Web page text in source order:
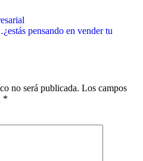
pensando en vender tu
no será publicada. Los campos
*